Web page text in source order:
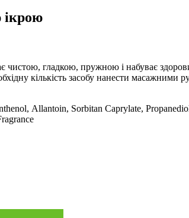
ікрою
чистою, гладкою, пружною і набуває
кількість засобу нанести
Аllantoin, Sorbitan Caprylate,